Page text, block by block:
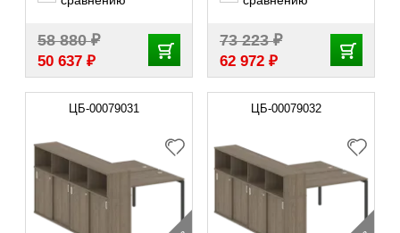
58 880₽
50 637 ₽
73 223₽
62 972 ₽
ЦБ-00079031 ЦБ-00079032